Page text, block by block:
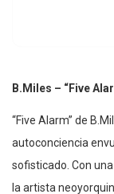
B.Miles – “Five
“Five Alarm” de
autoconciencia
sofisticado. Con
la artista